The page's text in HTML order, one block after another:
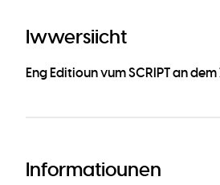
Iwwersiicht
Eng Editioun vum SCRIPT an dem
Informatiounen